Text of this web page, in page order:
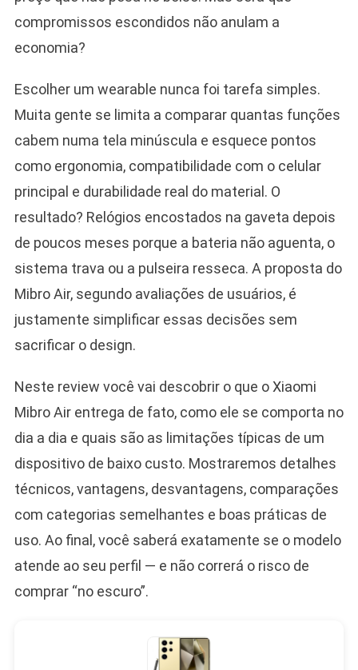
compromissos escondidos não anulam a
economia?
Escolher um wearable nunca foi tarefa simples.
Muita gente se limita a comparar quantas funções
cabem numa tela minúscula e esquece pontos
como ergonomia, compatibilidade com o celular
principal e durabilidade real do material. O
resultado? Relógios encostados na gaveta depois
de poucos meses porque a bateria não aguenta, o
sistema trava ou a pulseira resseca. A proposta do
Mibro Air, segundo avaliações de usuários, é
justamente simplificar essas decisões sem
sacrificar o design.
Neste review você vai descobrir o que o Xiaomi
Mibro Air entrega de fato, como ele se comporta no
dia a dia e quais são as limitações típicas de um
dispositivo de baixo custo. Mostraremos detalhes
técnicos, vantagens, desvantagens, comparações
com categorias semelhantes e boas práticas de
uso. Ao final, você saberá exatamente se o modelo
atende ao seu perfil — e não correrá o risco de
comprar “no escuro”.